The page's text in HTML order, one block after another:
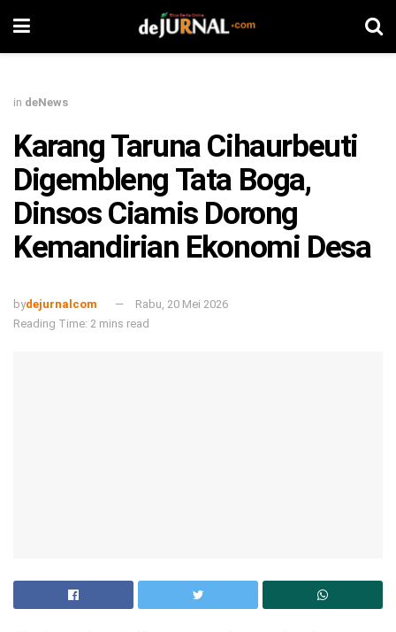
in deNews
Karang Taruna Cihaurbeuti
Digembleng Tata Boga,
Dinsos Ciamis Dorong
Kemandirian Ekonomi Desa
bydejurnalcom
Rabu, 20 Mei 2026
Reading Time: 2 mins read